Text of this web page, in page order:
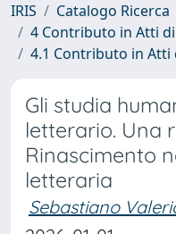
IRIS
Catalogo Ricerca
4 Contributo in Atti
4.1 Contributo in Atti
Gli studia
letterario. Una
Rinascimento
letteraria
Sebastiano